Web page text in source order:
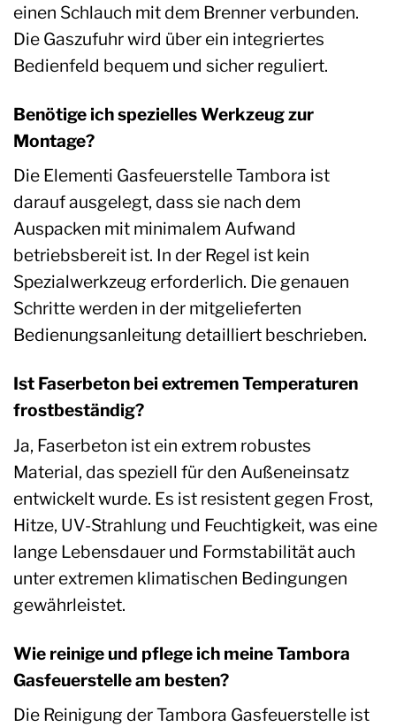
einen Schlauch mit dem Brenner verbunden.
Die Gaszufuhr wird über ein integriertes
Bedienfeld bequem und sicher reguliert.
Benötige ich spezielles Werkzeug zur
Montage?
Die Elementi Gasfeuerstelle Tambora ist
darauf ausgelegt, dass sie nach dem
Auspacken mit minimalem Aufwand
betriebsbereit ist. In der Regel ist kein
Spezialwerkzeug erforderlich. Die genauen
Schritte werden in der mitgelieferten
Bedienungsanleitung detailliert beschrieben.
Ist Faserbeton bei extremen Temperaturen
frostbeständig?
Ja, Faserbeton ist ein extrem robustes
Material, das speziell für den Außeneinsatz
entwickelt wurde. Es ist resistent gegen Frost,
Hitze, UV-Strahlung und Feuchtigkeit, was eine
lange Lebensdauer und Formstabilität auch
unter extremen klimatischen Bedingungen
gewährleistet.
Wie reinige und pflege ich meine Tambora
Gasfeuerstelle am besten?
Die Reinigung der Tambora Gasfeuerstelle ist